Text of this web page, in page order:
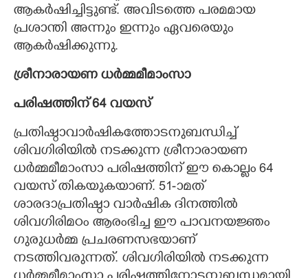
ആകർഷിച്ചിട്ടുണ്ട്. അവിടത്തെ പരമമായ
പ്രശാന്തി അന്നും ഇന്നും ഏവരെയും
ആകർഷിക്കുന്നു.
ശ്രീനാരായണ ധർമ്മമീമാംസാ
പരിഷത്തിന് 64 വയസ്
പ്രതിഷ്ഠാവാർഷികത്തോടനുബന്ധിച്ച്
ശിവഗിരിയിൽ നടക്കുന്ന ശ്രീനാരായണ
ധർമ്മമീമാംസാ പരിഷത്തിന് ഈ കൊല്ലം 64
വയസ് തികയുകയാണ്. 51-ാമത്
ശാരദാപ്രതിഷ്ഠാ വാർഷിക ദിനത്തിൽ
ശിവഗിരിമഠം ആരംഭിച്ച ഈ പാവനയജ്ഞം
ഗുരുധർമ്മ പ്രചരണസഭയാണ്
നടത്തിവരുന്നത്. ശിവഗിരിയിൽ നടക്കുന്ന